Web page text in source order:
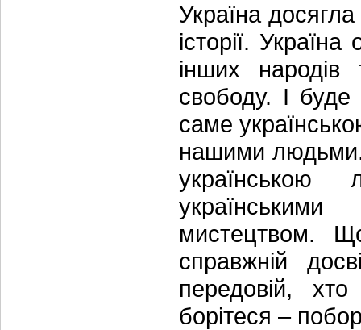
Україна
історії.
інших
свободу. І
саме
нашими людьми.
українською
мистецтвом.
справжній
передовій,
борітеся –